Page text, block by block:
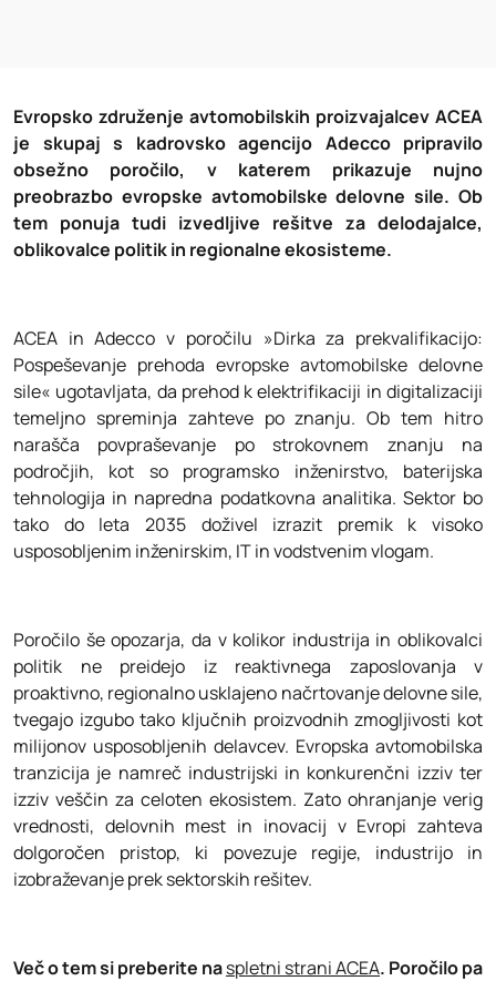
Evropsko združenje avtomobilskih proizvajalcev ACEA
je skupaj s kadrovsko agencijo Adecco pripravilo
obsežno poročilo, v katerem prikazuje nujno
preobrazbo evropske avtomobilske delovne sile. Ob
tem ponuja tudi izvedljive rešitve za delodajalce,
oblikovalce politik in regionalne ekosisteme.
ACEA in Adecco v poročilu »Dirka za prekvalifikacijo:
Pospeševanje prehoda evropske avtomobilske delovne
sile« ugotavljata, da prehod k elektrifikaciji in digitalizaciji
temeljno spreminja zahteve po znanju. Ob tem hitro
narašča povpraševanje po strokovnem znanju na
področjih, kot so programsko inženirstvo, baterijska
tehnologija in napredna podatkovna analitika. Sektor bo
tako do leta 2035 doživel izrazit premik k visoko
usposobljenim inženirskim, IT in vodstvenim vlogam.
Poročilo še opozarja, da v kolikor industrija in oblikovalci
politik ne preidejo iz reaktivnega zaposlovanja v
proaktivno, regionalno usklajeno načrtovanje delovne sile,
tvegajo izgubo tako ključnih proizvodnih zmogljivosti kot
milijonov usposobljenih delavcev. Evropska avtomobilska
tranzicija je namreč industrijski in konkurenčni izziv ter
izziv veščin za celoten ekosistem. Zato ohranjanje verig
vrednosti, delovnih mest in inovacij v Evropi zahteva
dolgoročen pristop, ki povezuje regije, industrijo in
izobraževanje prek sektorskih rešitev.
Več o tem si preberite naspletni strani ACEA. Poročilo pa